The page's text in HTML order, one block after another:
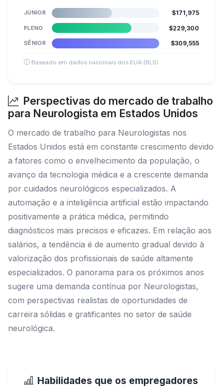
JÚNIOR $171,975
PLENO $229,300
SÊNIOR $309,555
Baseado em dados nacionais dos EUA (BLS)
Perspectivas do mercado de trabalho
para Neurologista em Estados Unidos
O mercado de trabalho para Neurologistas nos
Estados Unidos está em constante crescimento devido
a fatores como o envelhecimento da população, o
avanço da tecnologia médica e a crescente demanda
por cuidados neurológicos especializados. A
automação e a inteligência artificial estão impactando
positivamente a prática médica, permitindo
diagnósticos mais precisos e eficazes. Em relação aos
salários, a tendência é de aumento gradual devido à
valorização dos profissionais de saúde altamente
especializados. O panorama para os próximos anos
sugere uma demanda contínua por Neurologistas,
com perspectivas realistas de oportunidades de
carreira sólidas e gratificantes no setor de saúde
neurológica.
Habilidades que os empregadores